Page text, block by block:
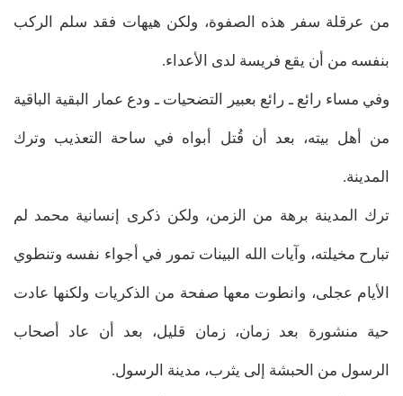
من عرقلة سفر هذه الصفوة، ولكن هيهات فقد سلم الركب
بنفسه من أن يقع فريسة لدى الأعداء.
وفي مساء رائع ـ رائع بعبير التضحيات ـ ودع عمار البقية الباقية
من أهل بيته، بعد أن قُتل أبواه في ساحة التعذيب وترك
المدينة.
ترك المدينة برهة من الزمن، ولكن ذكرى إنسانية محمد لم
تبارح مخيلته، وآيات الله البينات تمور في أجواء نفسه وتنطوي
الأيام عجلى، وانطوت معها صفحة من الذكريات ولكنها عادت
حية منشورة بعد زمان، زمان قليل، بعد أن عاد أصحاب
الرسول من الحبشة إلى يثرب، مدينة الرسول.